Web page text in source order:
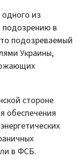
из
подозрению в
подозреваемый
Украины,
стороне
обеспечения
в ФСБ.